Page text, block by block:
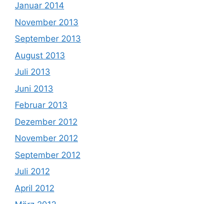
Januar 2014
November 2013
September 2013
August 2013
Juli 2013
Juni 2013
Februar 2013
Dezember 2012
November 2012
September 2012
Juli 2012
April 2012